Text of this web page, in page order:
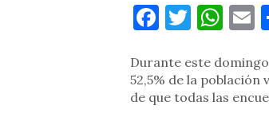
Facebook
Durante este domingo
52,5% de la
de que todas las